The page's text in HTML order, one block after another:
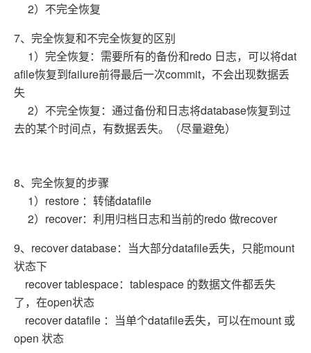
2）不完全恢复
7、完全恢复和不完全恢复的区别
1）完全恢复：需要所有的备份和redo 日志，可以将dat
afile恢复到failure前得最后一次commit，不会出现数据丢
失
2）不完全恢复：通过备份和日志将database恢复到过
去的某个时间点，有数据丢失。（尽量避免）
8、完全恢复的步骤
1）restore ：转储datafile
2）recover：利用归档日志和当前的redo 做recover
9、recover database：当大部分datafile丢失，只能mount
状态下
recover tablespace：tablespace 的数据文件都丢失
了，在open状态
recover datafile ：当单个datafile丢失，可以在mount 或
open 状态